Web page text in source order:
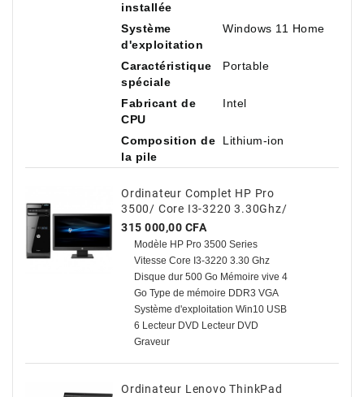
installée
Système
d'exploitation
Windows 11 Home
Caractéristique
spéciale
Portable
Fabricant de
CPU
Intel
Composition de
la pile
Lithium-ion
Ordinateur Complet HP Pro
3500/ Core I3-3220 3.30Ghz/
500 Go HDD / 4 Go Avec TVA
Prix
315 000,00 CFA
Modèle HP Pro 3500 Series
Vitesse Core I3-3220 3.30 Ghz
Disque dur 500 Go Mémoire vive 4
Go Type de mémoire DDR3 VGA
Système d'exploitation Win10 USB
6 Lecteur DVD Lecteur DVD
Graveur
Ordinateur Lenovo ThinkPad